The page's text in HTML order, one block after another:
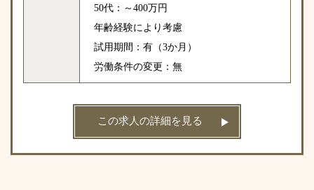
50代：～400万円
年齢経験により考慮
試用期間：有（3か月）
労働条件の変更：無
この求人の詳細を見る